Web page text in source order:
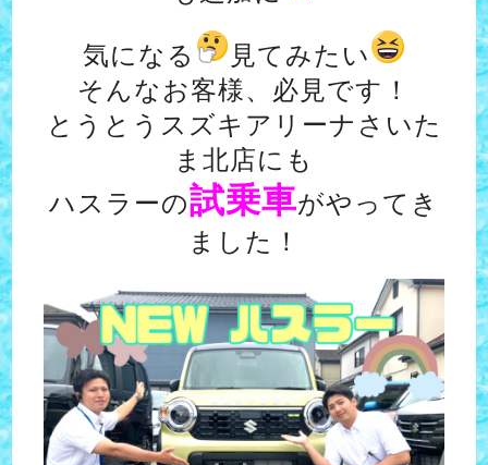
気になる
見てみたい
そんなお客様、必見です！
とうとうスズキアリーナさいた
ま北店にも
ハスラーの試乗車がやってき
ました！